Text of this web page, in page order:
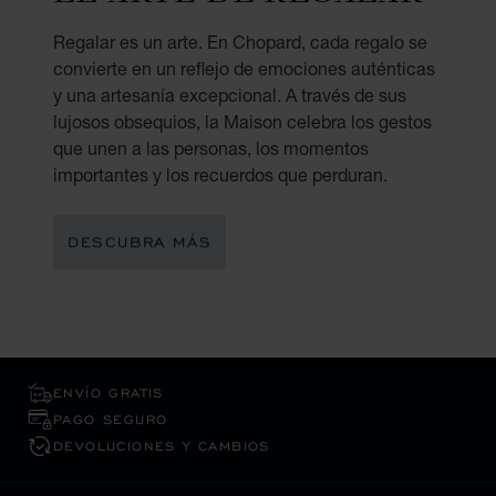
Regalar es un arte. En Chopard, cada regalo se
convierte en un reflejo de emociones auténticas
y una artesanía excepcional. A través de sus
lujosos obsequios, la Maison celebra los gestos
que unen a las personas, los momentos
importantes y los recuerdos que perduran.
DESCUBRA MÁS
ENVÍO GRATIS
PAGO SEGURO
DEVOLUCIONES Y CAMBIOS